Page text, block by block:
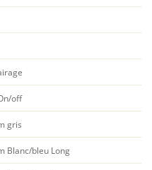
off
gris
Blanc/bleu Long